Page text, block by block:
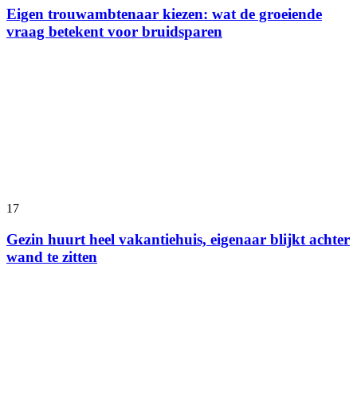
Eigen trouwambtenaar kiezen: wat de groeiende
vraag betekent voor bruidsparen
17
Gezin huurt heel vakantiehuis, eigenaar blijkt achter
wand te zitten